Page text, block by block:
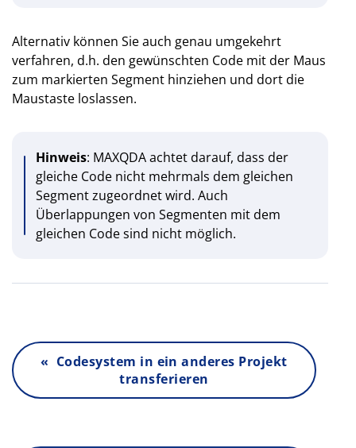
Alternativ können Sie auch genau umgekehrt
verfahren, d.h. den gewünschten Code mit der Maus
zum markierten Segment hinziehen und dort die
Maustaste loslassen.
Hinweis: MAXQDA achtet darauf, dass der
gleiche Code nicht mehrmals dem gleichen
Segment zugeordnet wird. Auch
Überlappungen von Segmenten mit dem
gleichen Code sind nicht möglich.
« Codesystem in ein anderes Projekt
transferieren